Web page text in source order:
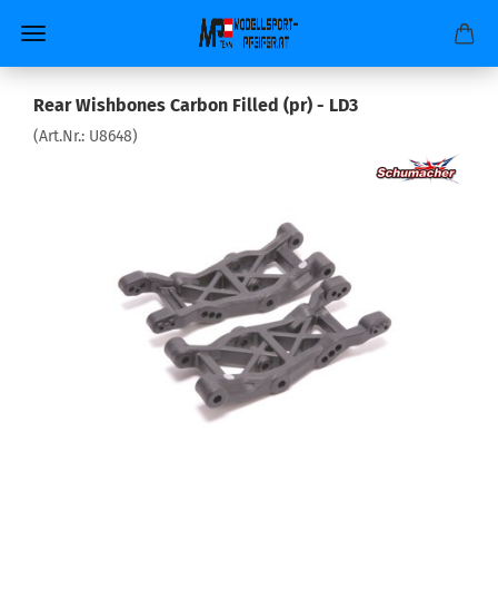
Rear Wishbones Carbon Filled (pr) - LD3
(Art.Nr.: U8648)